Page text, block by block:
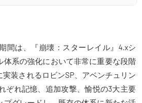
間は、『崩壊：スターレイル』4.xシ
体系の強化において非常に重要な段階
装されるロビンSP、アベンチュリン
ぞれ記憶、追加攻撃、愉悦の3大主要